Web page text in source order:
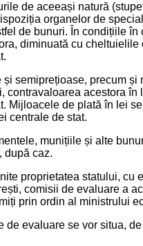
de aceeași natură
organelor de
de bunuri. În condițiile
diminuată cu
semiprețioase, precum
contravaloarea acestora
Mijloacele de plată în lei
centrale de stat.
munițiile și alte
după caz.
proprietatea statului,
comisii de evaluare a
prin ordin al ministrului
de evaluare se vor situa,